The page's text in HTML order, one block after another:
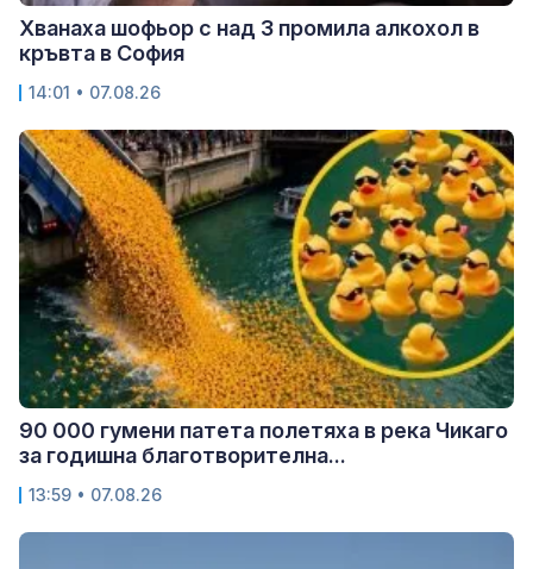
Хванаха шофьор с над 3 промила алкохол в
кръвта в София
14:01 • 07.08.26
90 000 гумени патета полетяха в река Чикаго
за годишна благотворителна...
13:59 • 07.08.26